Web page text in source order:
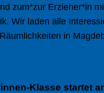
zum*zur Erzieher*in
Wir laden alle
in
Klasse startet